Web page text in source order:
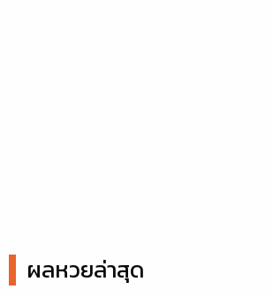
ผลหวยล่าสุด